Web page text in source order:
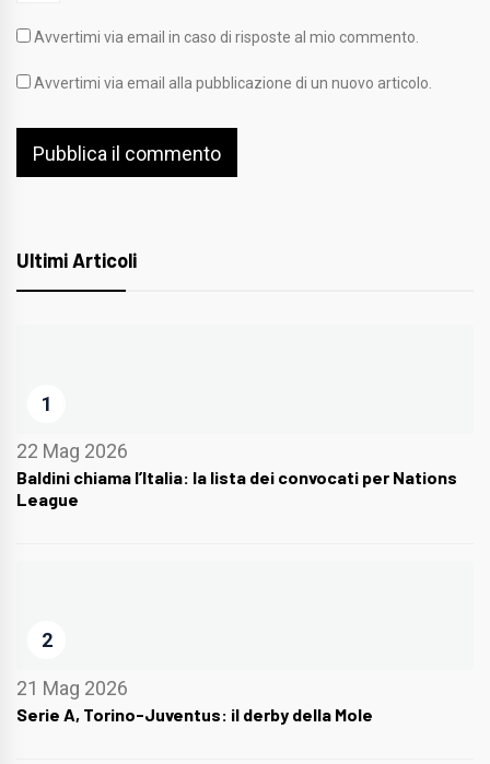
Avvertimi via email in caso di risposte al mio commento.
Avvertimi via email alla pubblicazione di un nuovo articolo.
Ultimi Articoli
1
22 Mag 2026
Baldini chiama l’Italia: la lista dei convocati per Nations
League
2
21 Mag 2026
Serie A, Torino-Juventus: il derby della Mole